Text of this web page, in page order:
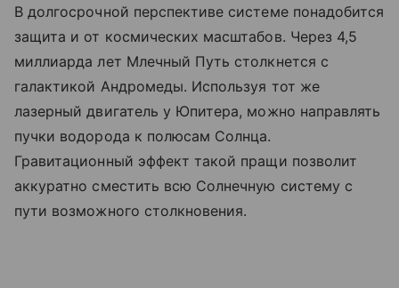
В долгосрочной перспективе системе понадобится
защита и от космических масштабов. Через 4,5
миллиарда лет Млечный Путь столкнется с
галактикой Андромеды. Используя тот же
лазерный двигатель у Юпитера, можно направлять
пучки водорода к полюсам Солнца.
Гравитационный эффект такой пращи позволит
аккуратно сместить всю Солнечную систему с
пути возможного столкновения.